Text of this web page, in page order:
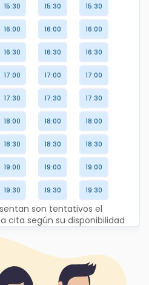
15:30
16:00
16:30
17:00
17:30
18:00
18:30
19:00
19:30
15:30
16:00
16:30
17:00
17:30
18:00
18:30
19:00
19:30
15:30
16:00
16:30
17:00
17:30
18:00
18:30
19:00
19:30
son tentativos el
cita según su disponibilidad